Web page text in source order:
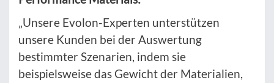
„Unsere Evolon-Experten unterstützen
unsere Kunden bei der Auswertung
bestimmter Szenarien, indem sie
beispielsweise das Gewicht der Materialien,